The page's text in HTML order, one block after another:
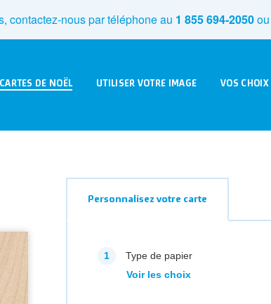
contactez-nous par téléphone au 1 855 694-2050
CARTES DE NOËL UTILISER VOTRE IMAGE VOS CHOIX
Personnalisez votre carte
Type de papier
Voir les choix